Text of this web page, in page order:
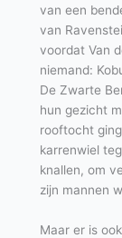
van een
van
voordat Van
niemand:
De Zwarte
hun gezicht
rooftocht
karrenwiel
knallen, om
zijn mannen
Maar er is